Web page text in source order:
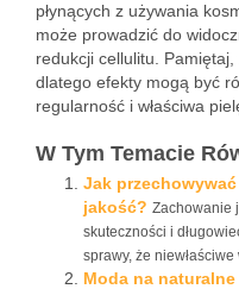
płynących z używania
może prowadzić do
redukcji cellulitu.
dlatego efekty mogą być
regularność i właściwa
W Tym Temacie
Jak
jakość? Zachowanie
skuteczności i
sprawy, że
Moda na